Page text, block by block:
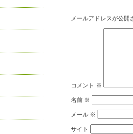
メールアドレスが公開
コメント ※
名前 ※
メール ※
サイト